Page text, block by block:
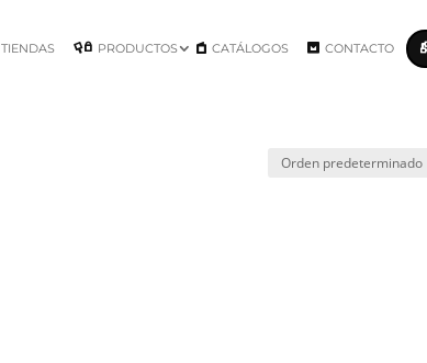
TIENDAS PRODUCTOS CATÁLOGOS CONTACTO